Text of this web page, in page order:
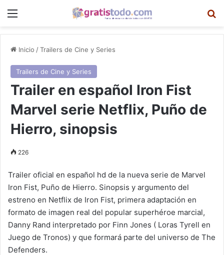
Menú
Inicio /Trailers de Cine y Series
Trailers de Cine y Series
Trailer en español Iron Fist
Marvel serie Netflix, Puño de
Hierro, sinopsis
226
Trailer oficial en español hd de la nueva serie de Marvel
Iron Fist, Puño de Hierro. Sinopsis y argumento del
estreno en Netflix de Iron Fist, primera adaptación en
formato de imagen real del popular superhéroe marcial,
Danny Rand interpretado por Finn Jones ( Loras Tyrell en
Juego de Tronos) y que formará parte del universo de The
Defenders.